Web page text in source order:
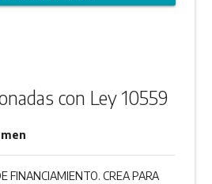
con Ley 10559
FINANCIAMIENTO. CREA PARA